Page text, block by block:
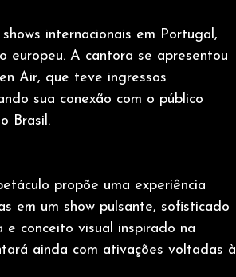
internacionais em Portugal,
europeu. A cantora se apresentou
Air, que teve ingressos
sua conexão com o público
Brasil.
propõe uma experiência
em um show pulsante, sofisticado
conceito visual inspirado na
ainda com ativações voltadas à